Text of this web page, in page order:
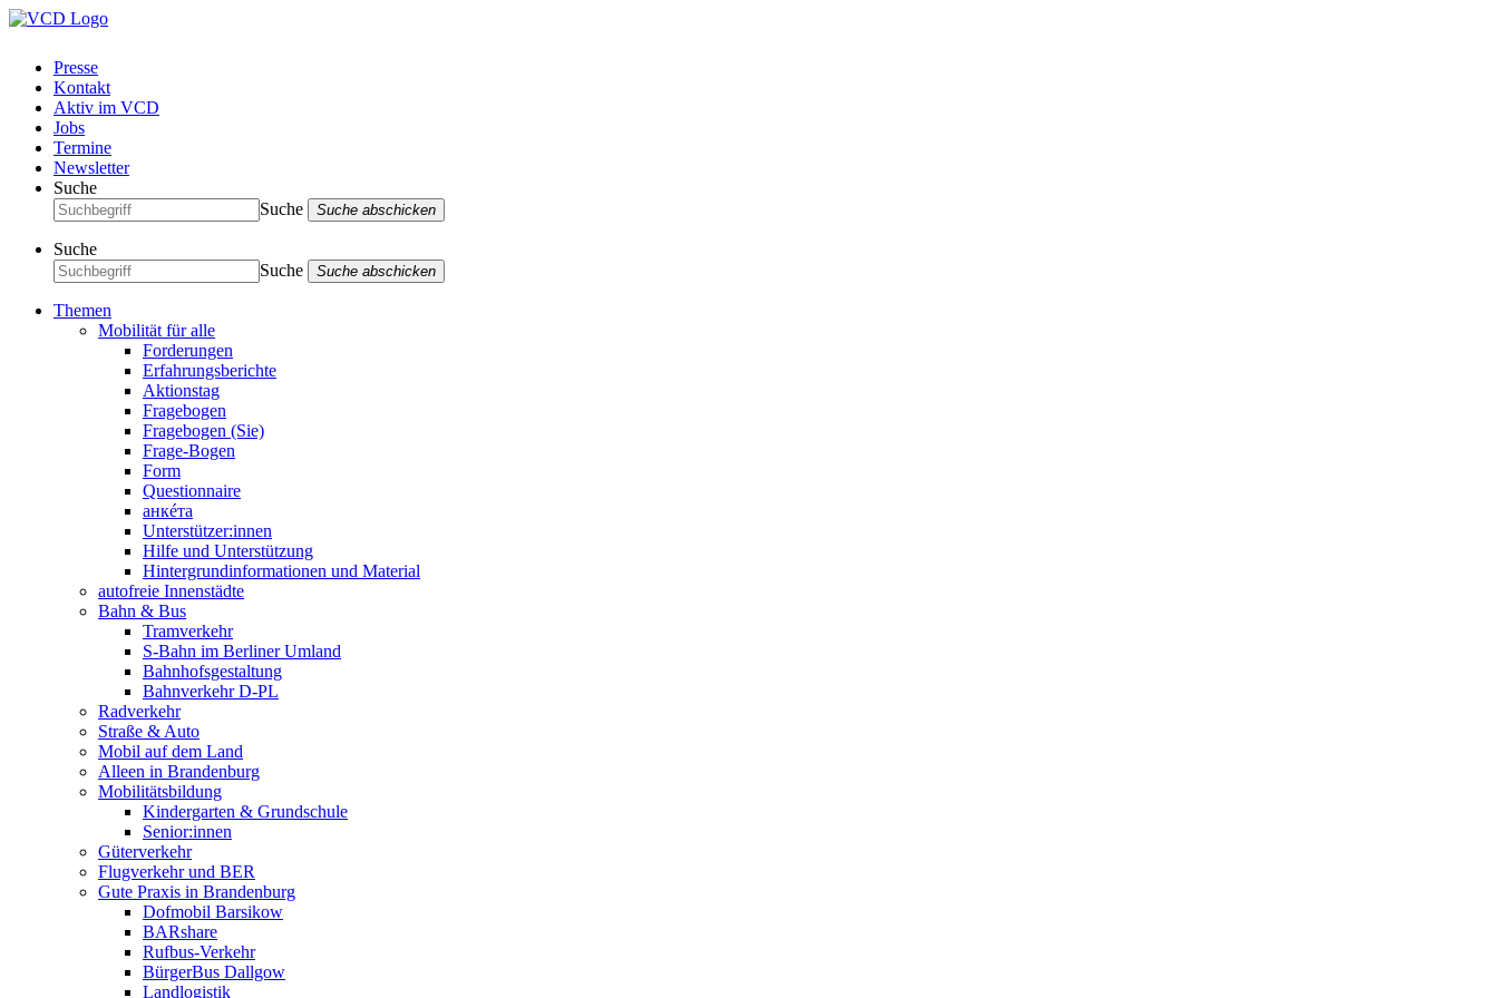
Presse
Kontakt
Aktiv im VCD
Jobs
Termine
Newsletter
Suche
Suche
Suche abschicken
Suche
Suche
Suche abschicken
Themen
Mobilität für alle
Forderungen
Erfahrungsberichte
Aktionstag
Fragebogen
Fragebogen (Sie)
Frage-Bogen
Form
Questionnaire
анкéта
Unterstützer:innen
Hilfe und Unterstützung
Hintergrundinformationen und Material
autofreie Innenstädte
Bahn & Bus
Tramverkehr
S-Bahn im Berliner Umland
Bahnhofsgestaltung
Bahnverkehr D-PL
Radverkehr
Straße & Auto
Mobil auf dem Land
Alleen in Brandenburg
Mobilitätsbildung
Kindergarten & Grundschule
Senior:innen
Güterverkehr
Flugverkehr und BER
Gute Praxis in Brandenburg
Dofmobil Barsikow
BARshare
Rufbus-Verkehr
BürgerBus Dallgow
Landlogistik